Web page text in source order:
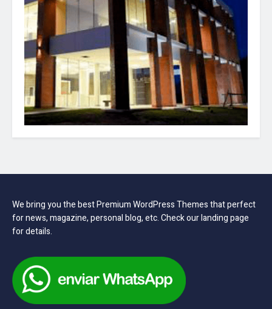
We bring you the best Premium WordPress Themes that perfect
for news, magazine, personal blog, etc. Check our landing page
for details.